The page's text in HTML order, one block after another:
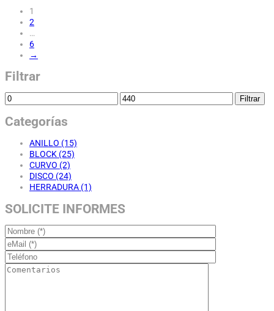
1
2
…
6
→
Filtrar
Filtrar
Categorías
ANILLO (15)
BLOCK (25)
CURVO (2)
DISCO (24)
HERRADURA (1)
SOLICITE INFORMES